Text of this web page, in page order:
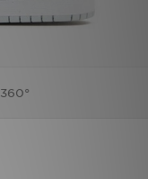
360°